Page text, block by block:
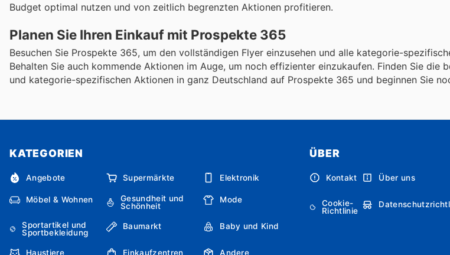
Budget optimal nutzen und von zeitlich begrenzten Aktionen profitieren.
Planen Sie Ihren Einkauf mit Prospekte 365
Besuchen Sie Prospekte 365, um den vollständigen Flyer einzusehen und alle kategorie-
Behalten Sie auch kommende Aktionen im Auge, um noch effizienter einzukaufen. Finden Sie die
und kategorie-spezifischen Aktionen in ganz Deutschland auf Prospekte 365 und beginnen Sie
KATEGORIEN
Angebote Supermärkte Elektronik
Möbel & Wohnen
Gesundheit und
Schönheit
Mode
Sportartikel und
Sportbekleidung
Baumarkt Baby und Kind
Haustiere Einkaufzentren Andere
ÜBER
Kontakt Über uns
Cookie-
Richtlinie